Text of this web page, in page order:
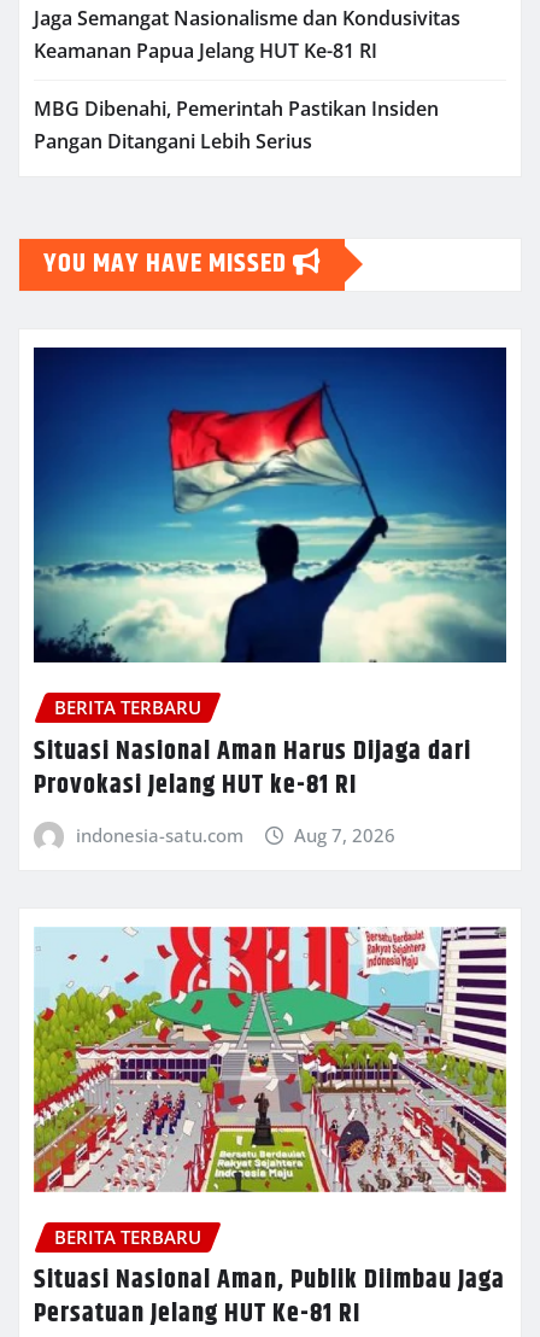
Jaga Semangat Nasionalisme dan Kondusivitas
Keamanan Papua Jelang HUT Ke-81 RI
MBG Dibenahi, Pemerintah Pastikan Insiden
Pangan Ditangani Lebih Serius
YOU MAY HAVE MISSED
BERITA TERBARU
Situasi Nasional Aman Harus Dijaga dari
Provokasi Jelang HUT ke-81 RI
indonesia-satu.com Aug 7, 2026
BERITA TERBARU
Situasi Nasional Aman, Publik Diimbau Jaga
Persatuan Jelang HUT Ke-81 RI